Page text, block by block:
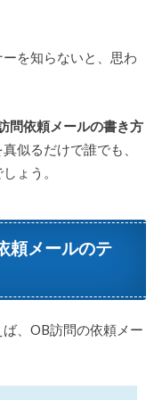
を知らないと、思わ
問依頼メールの書き方
似るだけで誰でも、
ょう。
頼メールのテ
、OB訪問の依頼メー